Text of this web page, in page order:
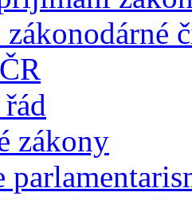
zákonodárné
zákony